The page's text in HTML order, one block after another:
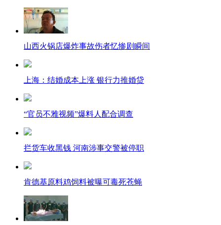
山西火锅店爆炸事故伤者忆惨剧瞬间
上海：结婚成本上涨 银行力推婚贷
“官员不雅视频”爆料人配合调查
拦货车收黑钱 河南涉事交警被停职
肯德基原料鸡饲料被曝可毒死苍蝇